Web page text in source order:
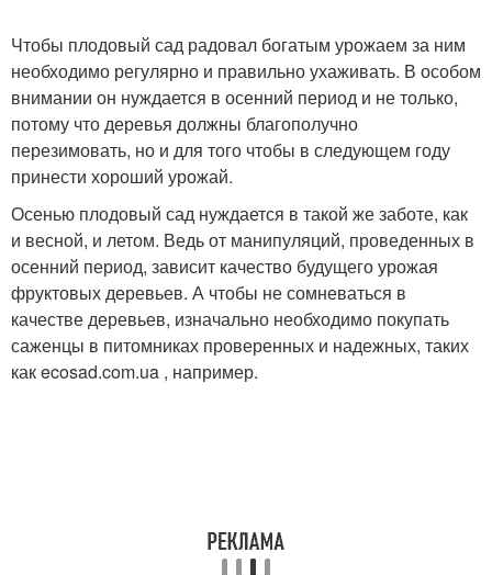
Чтобы плодовый сад радовал богатым урожаем за ним
необходимо регулярно и правильно ухаживать. В особом
внимании он нуждается в осенний период и не только,
потому что деревья должны благополучно
перезимовать, но и для того чтобы в следующем году
принести хороший урожай.
Осенью плодовый сад нуждается в такой же заботе, как
и весной, и летом. Ведь от манипуляций, проведенных в
осенний период, зависит качество будущего урожая
фруктовых деревьев. А чтобы не сомневаться в
качестве деревьев, изначально необходимо покупать
саженцы в питомниках проверенных и надежных, таких
как ecosad.com.ua , например.